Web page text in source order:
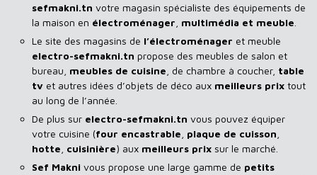
sefmakni.tn votre magasin spécialiste des équipements de
la maison en électroménager multimédia et meuble
Le site des magasins de l’électroménager et meuble
electro-sefmakni.tn propose des meubles de salon et
bureau, meubles de cuisine , de chambre à coucher, table
tv et autres idées d’objets de déco aux meilleurs prix tout
au long de l’année.
De plus sur electro-sefmakni.tn vous pouvez équiper
votre cuisine (four encastrable plaque de cuisson
hotte cuisinière) aux meilleurs prix sur le marché.
Sef Makni vous propose une large gamme de petits